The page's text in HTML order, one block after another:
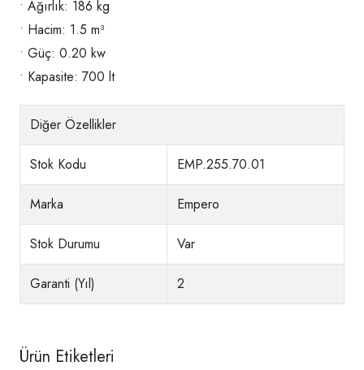
• Ağırlık: 186 kg
• Hacim: 1.5 m³
• Güç: 0.20 kw
• Kapasite: 700 lt
Diğer Özellikler
Stok Kodu EMP.255.70.01
Marka Empero
Stok Durumu Var
Garanti (Yıl) 2
Ürün Etiketleri